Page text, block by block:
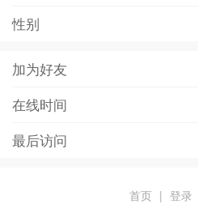
性别
加为好友
在线时间
最后访问
首页 | 登录